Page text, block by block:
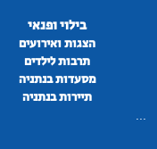
בילוי ופנאי
הצגות ואירועים
תרבות לילדים
מסעדות בנתניה
תיירות בנתניה